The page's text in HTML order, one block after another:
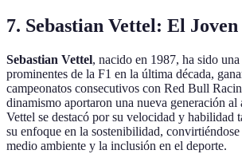
7. Sebastian Vettel: El
Sebastian Vettel, nacido en 1987, ha sido
prominentes de la F1 en la última década,
campeonatos consecutivos con Red Bull
dinamismo aportaron una nueva generación
Vettel se destacó por su velocidad y habilidad
su enfoque en la sostenibilidad,
medio ambiente y la inclusión en el deporte.